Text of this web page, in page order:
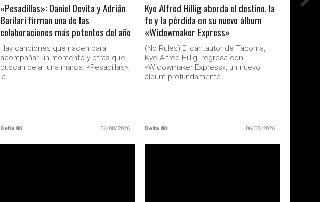
«Pesadillas»: Daniel Devita y Adrián
Barilari firman una de las
colaboraciones más potentes del año
Hay canciones que nacen para
acompañar un momento y otras que
buscan dejar una marca. «Pesadillas»,
la...
Delta 80 06/08/2026
Kye Alfred Hillig aborda el destino, la
fe y la pérdida en su nuevo álbum
«Widowmaker Express»
(No Rules) El cantautor de Tacoma,
Kye Alfred Hillig, regresa con
«Widowmaker Express», un nuevo
álbum profundamente...
Delta 80 06/08/2026